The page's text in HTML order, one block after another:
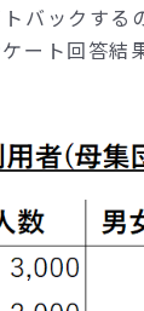
バックする
ート回答結